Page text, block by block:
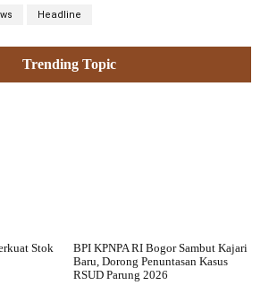
Headline
Trending Topic
Stok
BPI KPNPA RI Bogor Sambut Kajari
Baru, Dorong Penuntasan Kasus
RSUD Parung 2026